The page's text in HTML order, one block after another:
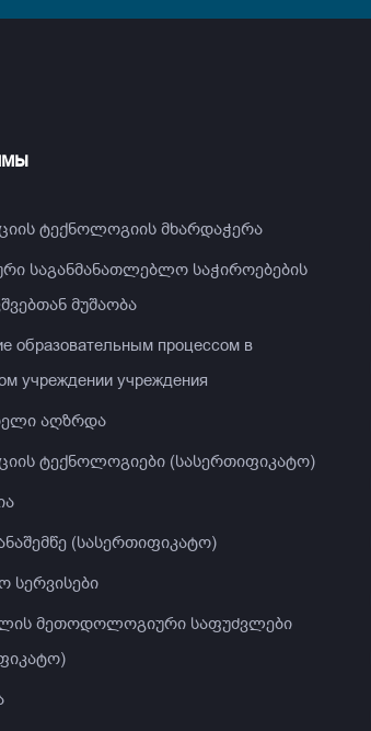
ტექნოლოგიის მხარდაჭერა
საგანმანათლებლო საჭიროებების
მუშაობა
образовательным процессом в
учреждении учреждения
აღზრდა
ტექნოლოგიები (სასერთიფიკატო)
(სასერთიფიკატო)
სერვისები
მეთოდოლოგიური საფუძვლები